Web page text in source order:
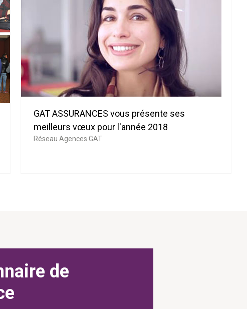
GAT ASSURANCES vous présente ses
meilleurs vœux pour l'année 2018
Réseau Agences GAT
de